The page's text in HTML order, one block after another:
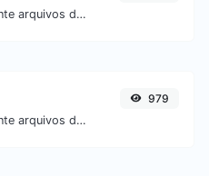
Converta facilmente arquivos de imagem GIF para PNG.
Converta facilmente arquivos de imagem BMP para ICO.
979